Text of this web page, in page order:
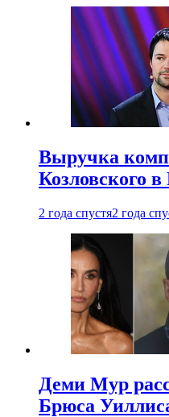
Выручка
Козловского
2 года спустя2 года
Деми Мур
Брюса